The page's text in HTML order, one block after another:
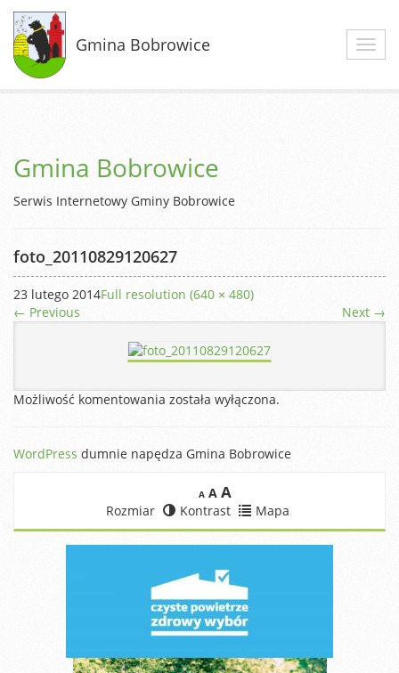
Gmina Bobrowice
Gmina Bobrowice
Serwis Internetowy Gminy Bobrowice
foto_20110829120627
23 lutego 2014Full resolution (640 × 480)
← Previous Next →
Możliwość komentowania została wyłączona.
WordPress dumnie napędza Gmina Bobrowice
A A A
Rozmiar Kontrast Mapa